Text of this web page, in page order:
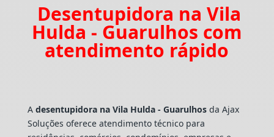
Desentupidora na Vila
Hulda - Guarulhos com
atendimento rápido
A desentupidora na Vila Hulda - Guarulhosda Ajax
Soluções oferece atendimento técnico para